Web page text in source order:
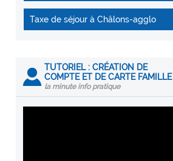
Taxe de séjour à Châlons-agglo
TUTORIEL : CRÉATION DE
COMPTE ET DE CARTE FAMILLE
la minute info pratique